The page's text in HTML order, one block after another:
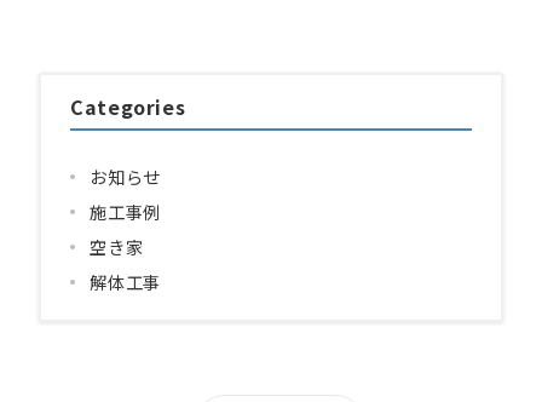
Categories
お知らせ
施工事例
空き家
解体工事